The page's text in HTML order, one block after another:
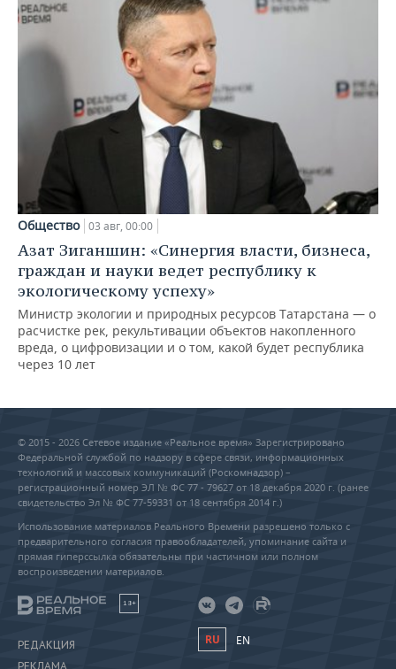
Общество 03 авг, 00:00
Азат Зиганшин: «Синергия власти, бизнеса,
граждан и науки ведет республику к
экологическому успеху»
Министр экологии и природных ресурсов Татарстана — о
расчистке рек, рекультивации объектов накопленного
вреда, о цифровизации и о том, какой будет республика
через 10 лет
© 2015 - 2026 Сетевое издание «Реальное время» Зарегистрировано
Федеральной службой по надзору в сфере связи, информационных
технологий и массовых коммуникаций (Роскомнадзор) –
регистрационный номер ЭЛ № ФС 77 - 79627 от 18 декабря 2020 г. (ранее
свидетельство Эл № ФС 77-59331 от 18 сентября 2014 г.)
Использование материалов Реального Времени разрешено только с
предварительного согласия правообладателей, упоминание сайта и
прямая гиперссылка обязательны при частичном или полном
воспроизведении материалов.
18+
РЕДАКЦИЯ
РЕКЛАМА
RU EN